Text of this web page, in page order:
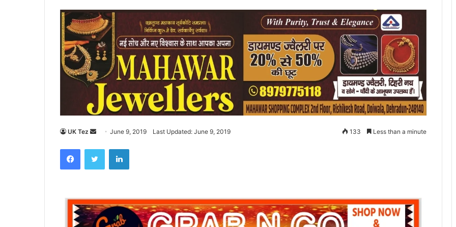
UK Tez
n
d
e
m
June 9, 2019 Last Updated: June 9, 2019 133 Less than a minute